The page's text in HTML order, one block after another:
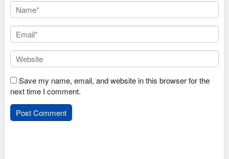
Save my name, email, and website in this browser for the
next time I comment.